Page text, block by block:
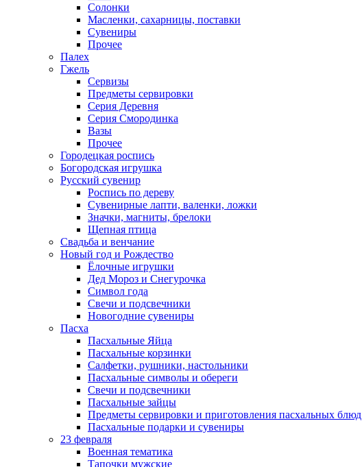
Солонки
Масленки, сахарницы, поставки
Сувениры
Прочее
Палех
Гжель
Сервизы
Предметы сервировки
Серия Деревня
Серия Смородинка
Вазы
Прочее
Городецкая роспись
Богородская игрушка
Русский сувенир
Роспись по дереву
Сувенирные лапти, валенки, ложки
Значки, магниты, брелоки
Щепная птица
Свадьба и венчание
Новый год и Рождество
Ёлочные игрушки
Дед Мороз и Снегурочка
Символ года
Свечи и подсвечники
Новогодние сувениры
Пасха
Пасхальные Яйца
Пасхальные корзинки
Салфетки, рушники, настольники
Пасхальные символы и обереги
Свечи и подсвечники
Пасхальные зайцы
Предметы сервировки и приготовления пасхальных блюд
Пасхальные подарки и сувениры
23 февраля
Военная тематика
Тапочки мужские